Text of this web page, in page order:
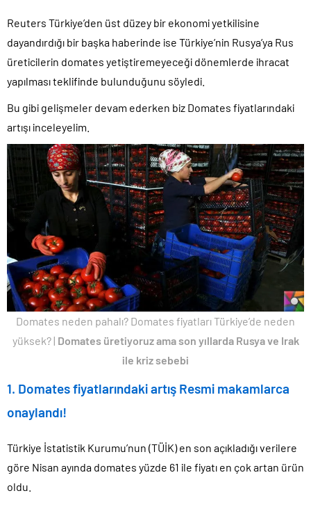
Reuters Türkiye’den üst düzey bir ekonomi yetkilisine
dayandırdığı bir başka haberinde ise Türkiye’nin Rusya’ya Rus
üreticilerin domates yetiştiremeyeceği dönemlerde ihracat
yapılması teklifinde bulunduğunu söyledi.
Bu gibi gelişmeler devam ederken biz Domates fiyatlarındaki
artışı inceleyelim.
Domates neden pahalı? Domates fiyatları Türkiye’de neden
yüksek? | Domates üretiyoruz ama son yıllarda Rusya ve Irak
ile kriz sebebi
1. Domates fiyatlarındaki artış Resmi makamlarca
onaylandı!
Türkiye İstatistik Kurumu’nun (TÜİK) en son açıkladığı verilere
göre Nisan ayında domates yüzde 61 ile fiyatı en çok artan ürün
oldu.